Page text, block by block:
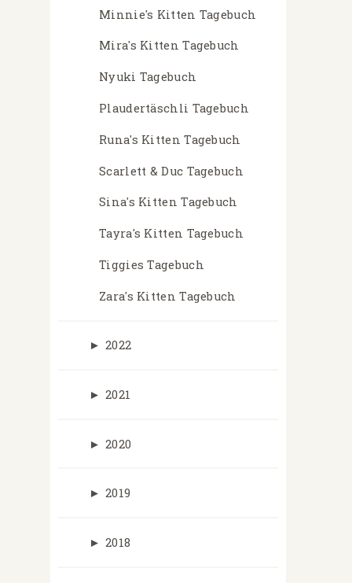
Minnie's Kitten Tagebuch
Mira's Kitten Tagebuch
Nyuki Tagebuch
Plaudertäschli Tagebuch
Runa's Kitten Tagebuch
Scarlett & Duc Tagebuch
Sina's Kitten Tagebuch
Tayra's Kitten Tagebuch
Tiggies Tagebuch
Zara's Kitten Tagebuch
► 2022
► 2021
► 2020
► 2019
► 2018